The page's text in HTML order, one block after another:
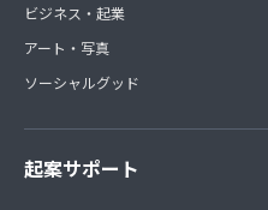
ビジネス・起業
アート・写真
ソーシャルグッド
起案サポート